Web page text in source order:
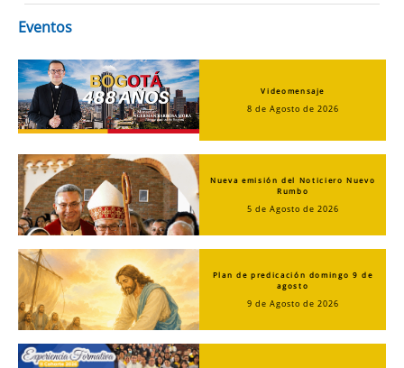
Eventos
Videomensaje
8 de Agosto de 2026
Nueva emisión del Noticiero Nuevo
Rumbo
5 de Agosto de 2026
Plan de predicación domingo 9 de
agosto
9 de Agosto de 2026